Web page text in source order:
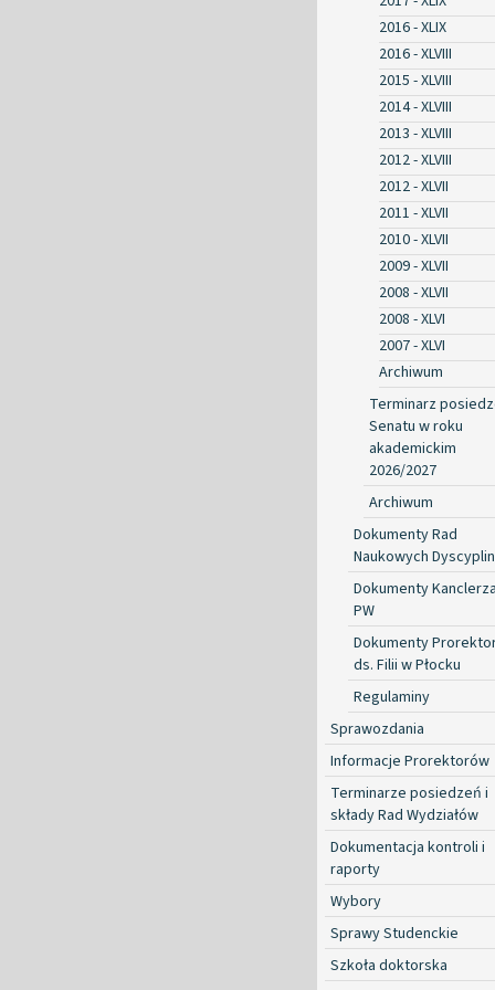
2016 - XLIX
2016 - XLVIII
2015 - XLVIII
2014 - XLVIII
2013 - XLVIII
2012 - XLVIII
2012 - XLVII
2011 - XLVII
2010 - XLVII
2009 - XLVII
2008 - XLVII
2008 - XLVI
2007 - XLVI
Archiwum
Terminarz
Senatu w roku
akademickim
2026/2027
Archiwum
Dokumenty Rad
Naukowych Dyscyplin
Dokumenty
PW
Dokumenty
ds. Filii w Płocku
Regulaminy
Sprawozdania
Informacje Prorektorów
Terminarze posiedzeń i
składy Rad Wydziałów
Dokumentacja kontroli i
raporty
Wybory
Sprawy Studenckie
Szkoła doktorska